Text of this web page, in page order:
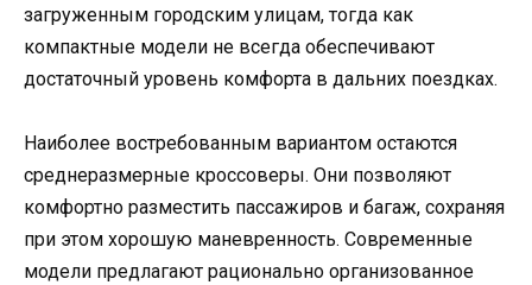
загруженным городским улицам, тогда как
компактные модели не всегда обеспечивают
достаточный уровень комфорта в дальних поездках.
Наиболее востребованным вариантом остаются
среднеразмерные кроссоверы. Они позволяют
комфортно разместить пассажиров и багаж, сохраняя
при этом хорошую маневренность. Современные
модели предлагают рационально организованное